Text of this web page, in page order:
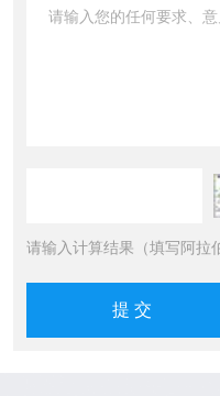
请输入计算结果（填写阿拉